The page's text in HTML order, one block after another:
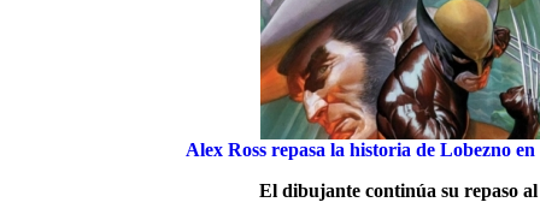
Alex Ross repasa la historia de Lobezno
El dibujante continúa su repaso